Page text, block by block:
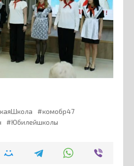
комобр47
Юбилейшколы